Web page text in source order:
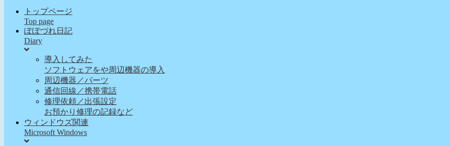
トップページ
Top page
ぽぽづれ日記
Diary
導入してみた
ソフトウェアをや周辺機器の導入
周辺機器／パーツ
通信回線／携帯電話
修理依頼／出張設定
お預かり修理の記録など
ウィンドウズ関連
Microsoft Windows